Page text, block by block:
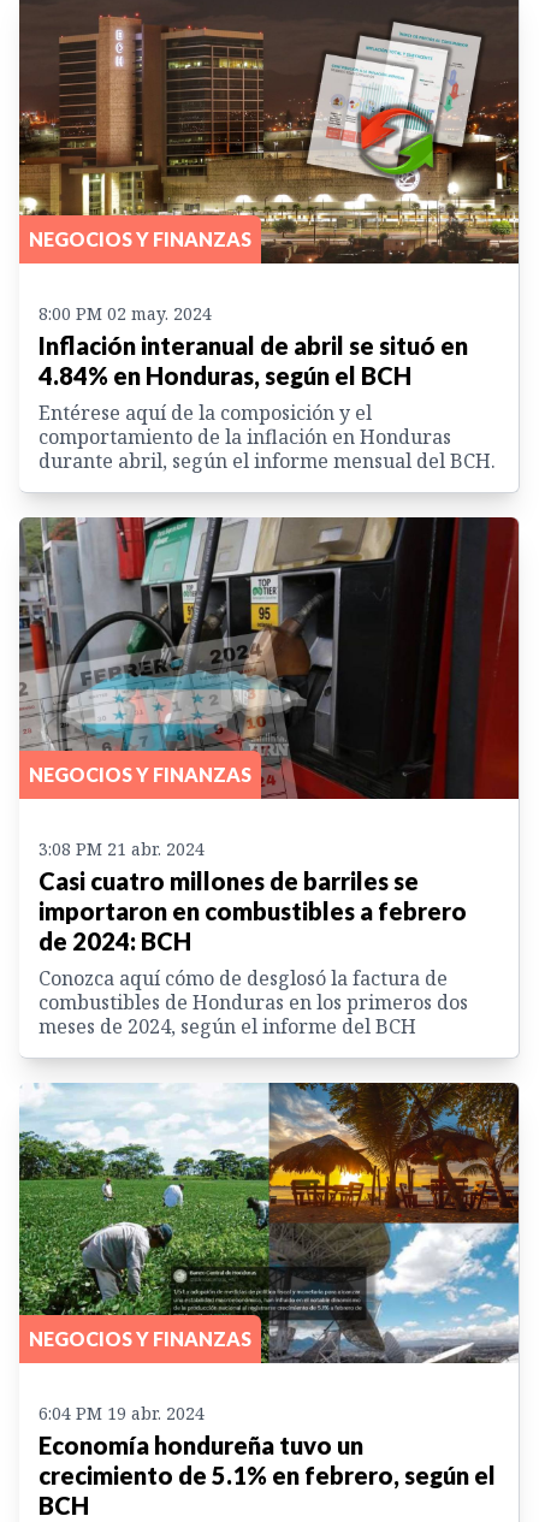
NEGOCIOS Y FINANZAS
8:00 PM 02 may. 2024
Inflación interanual de abril se situó en
4.84% en Honduras, según el BCH
Entérese aquí de la composición y el
comportamiento de la inflación en Honduras
durante abril, según el informe mensual del BCH.
NEGOCIOS Y FINANZAS
3:08 PM 21 abr. 2024
Casi cuatro millones de barriles se
importaron en combustibles a febrero
de 2024: BCH
Conozca aquí cómo de desglosó la factura de
combustibles de Honduras en los primeros dos
meses de 2024, según el informe del BCH
NEGOCIOS Y FINANZAS
6:04 PM 19 abr. 2024
Economía hondureña tuvo un
crecimiento de 5.1% en febrero, según el
BCH